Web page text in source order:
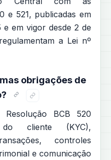
e 521, publicadas em
em vigor desde 2 de
a Lei nº
obrigações de
BCB 520
do cliente (KYC),
controles
e comunicação